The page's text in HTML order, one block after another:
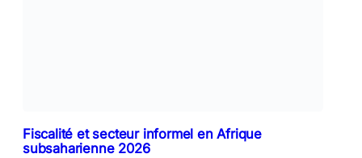
Fiscalité et secteur informel en Afrique
subsaharienne 2026